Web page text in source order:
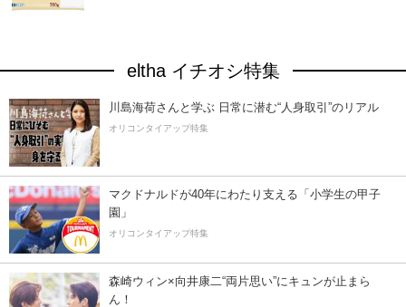
eltha イチオシ特集
川島海荷さんと学ぶ 日常に潜む“人身取引”のリアル
オリコンタイアップ特集
マクドナルドが40年にわたり支える「小学生の甲子
園」
オリコンタイアップ特集
森崎ウィン×向井康二“両片思い”にキュンが止まら
ん！